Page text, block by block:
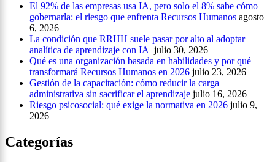
El 92% de las empresas usa IA, pero solo el 8% sabe cómo
gobernarla: el riesgo que enfrenta Recursos Humanos agosto
6, 2026
La condición que RRHH suele pasar por alto al adoptar
analítica de aprendizaje con IA julio 30, 2026
Qué es una organización basada en habilidades y por qué
transformará Recursos Humanos en 2026 julio 23, 2026
Gestión de la capacitación: cómo reducir la carga
administrativa sin sacrificar el aprendizaje julio 16, 2026
Riesgo psicosocial: qué exige la normativa en 2026 julio 9,
2026
Categorías